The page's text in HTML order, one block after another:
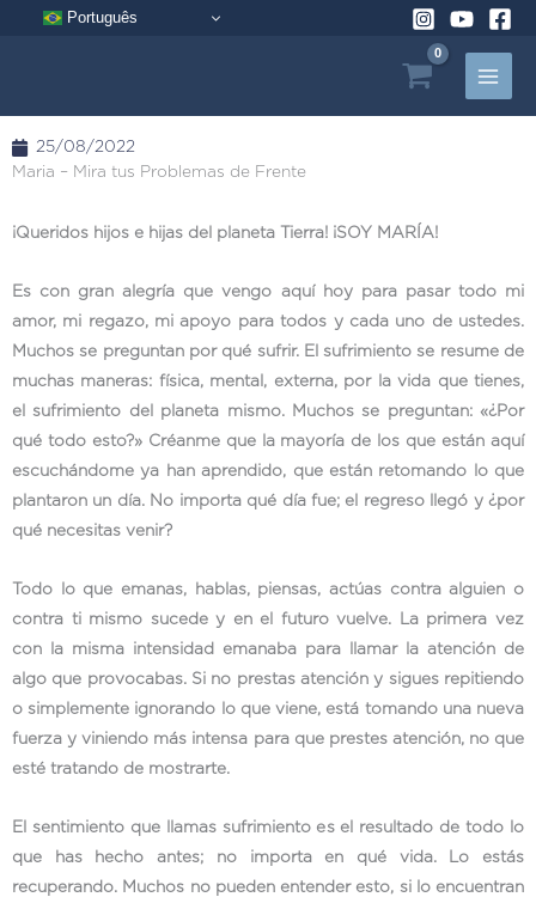
Português
25/08/2022
Maria – Mira tus Problemas de Frente
¡Queridos hijos e hijas del planeta Tierra! ¡SOY MARÍA!
Es con gran alegría que vengo aquí hoy para pasar todo mi
amor, mi regazo, mi apoyo para todos y cada uno de ustedes.
Muchos se preguntan por qué sufrir. El sufrimiento se resume de
muchas maneras: física, mental, externa, por la vida que tienes,
el sufrimiento del planeta mismo. Muchos se preguntan: «¿Por
qué todo esto?» Créanme que la mayoría de los que están aquí
escuchándome ya han aprendido, que están retomando lo que
plantaron un día. No importa qué día fue; el regreso llegó y ¿por
qué necesitas venir?
Todo lo que emanas, hablas, piensas, actúas contra alguien o
contra ti mismo sucede y en el futuro vuelve. La primera vez
con la misma intensidad emanaba para llamar la atención de
algo que provocabas. Si no prestas atención y sigues repitiendo
o simplemente ignorando lo que viene, está tomando una nueva
fuerza y viniendo más intensa para que prestes atención, no que
esté tratando de mostrarte.
El sentimiento que llamas sufrimiento es el resultado de todo lo
que has hecho antes; no importa en qué vida. Lo estás
recuperando. Muchos no pueden entender esto, si lo encuentran